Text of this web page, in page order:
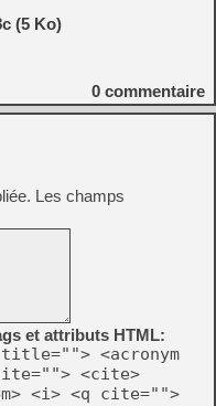
(5 Ko)
0 commentaire
Les champs
et attributs HTML:
<acronym
<cite>
<i> <q cite="">